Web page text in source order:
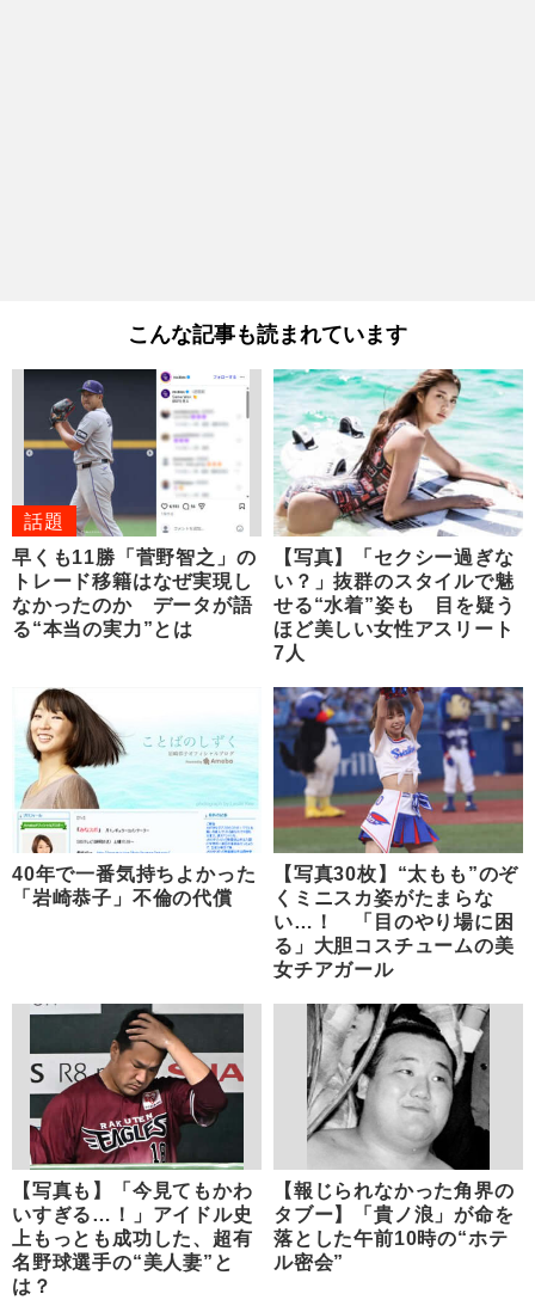
こんな記事も読まれています
話題
早くも11勝「菅野智之」の
トレード移籍はなぜ実現し
なかったのか データが語
る“本当の実力”とは
【写真】「セクシー過ぎな
い？」抜群のスタイルで魅
せる“水着”姿も 目を疑う
ほど美しい女性アスリート
7人
40年で一番気持ちよかった
「岩崎恭子」不倫の代償
【写真30枚】“太もも”のぞ
くミニスカ姿がたまらな
い…！ 「目のやり場に困
る」大胆コスチュームの美
女チアガール
【写真も】「今見てもかわ
いすぎる…！」アイドル史
上もっとも成功した、超有
名野球選手の“美人妻”と
は？
【報じられなかった角界の
タブー】「貴ノ浪」が命を
落とした午前10時の“ホテ
ル密会”